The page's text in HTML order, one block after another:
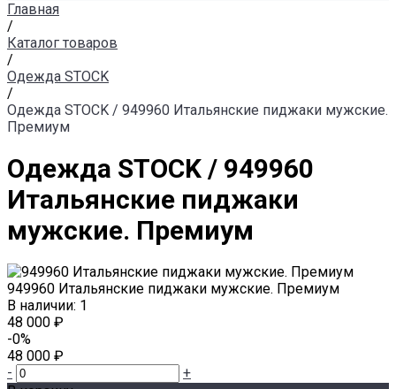
Главная
/
Каталог товаров
/
Одежда STOCK
/
Одежда STOCK / 949960 Итальянские пиджаки мужские.
Премиум
Одежда STOCK / 949960
Итальянские пиджаки
мужские. Премиум
949960 Итальянские пиджаки мужские. Премиум
В наличии: 1
48 000 ₽
-0%
48 000 ₽
-
+